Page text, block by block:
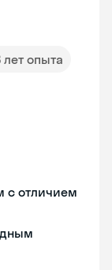
лет опыта
с отличием